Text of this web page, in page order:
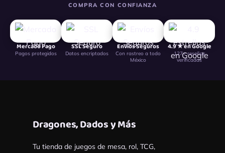
COMPRA CON CONFIANZA
Mercado Pago
Pagos protegidos
SSL Seguro
Datos encriptados
Envíos Seguros
Con rastreo a todo
México
4.9 ★ en Google
127+ reseñas
verificadas
Dragones, Dados y Más
Tu tienda de juegos de mesa, rol, TCG,